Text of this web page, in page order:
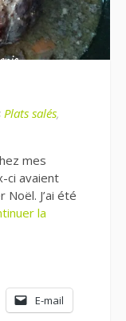
Plats salés,
mes
ci avaient
J’ai été
la
E-mail